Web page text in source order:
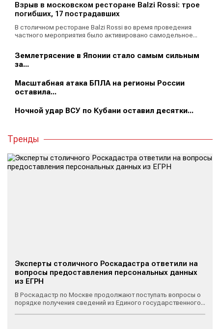
Взрыв в московском ресторане Balzi Rossi: трое
погибших, 17 пострадавших
В столичном ресторане Balzi Rossi во время проведения
частного мероприятия было активировано самодельное...
Землетрясение в Японии стало самым сильным
за...
Масштабная атака БПЛА на регионы России
оставила...
Ночной удар ВСУ по Кубани оставил десятки...
Тренды
Эксперты столичного Роскадастра ответили на
вопросы предоставления персональных данных
из ЕГРН
В Роскадастр по Москве продолжают поступать вопросы о
порядке получения сведений из Единого государственного...